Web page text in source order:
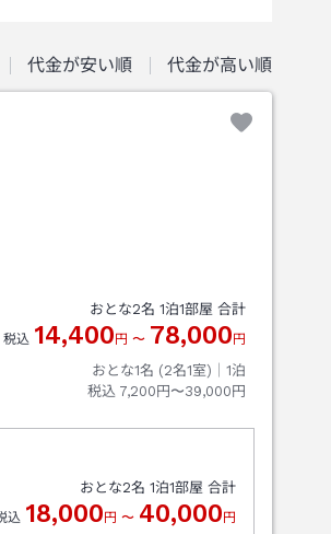
代金が安い順 代金が高い順
おとな2名 1泊1部屋 合計
税込 14,400 円 〜 78,000 円
おとな1名 (2名1室)｜ 1泊
税込 7,200円〜39,000円
おとな2名 1泊1部屋 合計
込 18,000 円 〜 40,000 円